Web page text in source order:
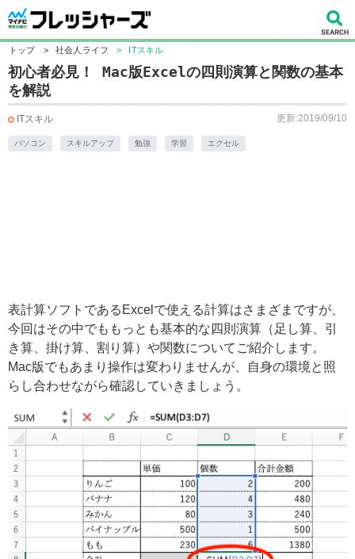
トップ > 社会人ライフ > ITスキル
初心者必見！ Mac版Excelの四則演算と関数の基本
を解説
ITスキル 更新:2019/09/10
パソコン スキルアップ 勉強 学習 エクセル
表計算ソフトであるExcelで使える計算はさまざまですが、
今回はその中でももっとも基本的な四則演算（足し算、引
き算、掛け算、割り算）や関数についてご紹介します。
Mac版でもあまり操作は変わりませんが、自身の環境と照
らし合わせながら確認していきましょう。